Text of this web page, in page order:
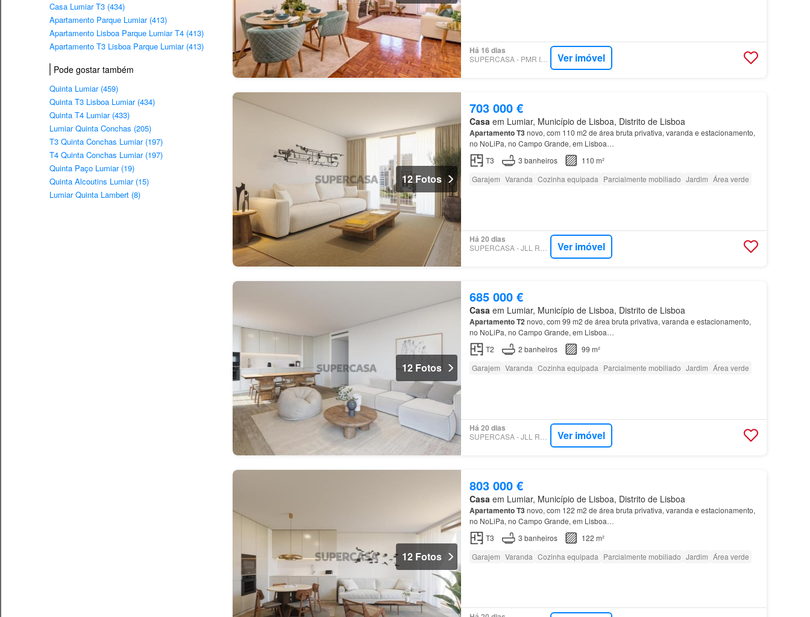
Casa Lumiar T3 (434)
Apartamento Parque Lumiar (413)
Apartamento Lisboa Parque Lumiar T4 (413)
Apartamento T3 Lisboa Parque Lumiar (413)
Pode gostar também
Quinta Lumiar (459)
Quinta T3 Lisboa Lumiar (434)
Quinta T4 Lumiar (433)
Lumiar Quinta Conchas (205)
T3 Quinta Conchas Lumiar (197)
T4 Quinta Conchas Lumiar (197)
Quinta Paço Lumiar (19)
Quinta Alcoutins Lumiar (15)
Lumiar Quinta Lambert (8)
Há 16 dias
SUPERCASA - PMR IMOBILIÁRIA Ver imóvel
12 Fotos
703 000 €
Casa em Lumiar, Município de Lisboa, Distrito de Lisboa
ApartamentoT3novo, com 110 m2 de área bruta privativa, varanda e estacionamento,
no NoLiPa, no Campo Grande, em Lisboa…
T3
3 banheiros
110 m²
Garajem Varanda Cozinha equipada Parcialmente mobiliado Jardim Área verde
Há 20 dias
Ver imóvel
12 Fotos
685 000 €
Casa em Lumiar, Município de Lisboa, Distrito de Lisboa
ApartamentoT2novo, com 99 m2 de área bruta privativa, varanda e estacionamento,
no NoLiPa, no Campo Grande, em Lisboa…
T2
2 banheiros
99 m²
Garajem Varanda Cozinha equipada Parcialmente mobiliado Jardim Área verde
Há 20 dias
Ver imóvel
12 Fotos
803 000 €
Casa em Lumiar, Município de Lisboa, Distrito de Lisboa
ApartamentoT3novo, com 122 m2 de área bruta privativa, varanda e estacionamento,
no NoLiPa, no Campo Grande, em Lisboa…
T3
3 banheiros
122 m²
Garajem Varanda Cozinha equipada Parcialmente mobiliado Jardim Área verde